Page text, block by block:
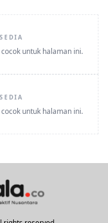
untuk halaman ini.
untuk halaman ini.